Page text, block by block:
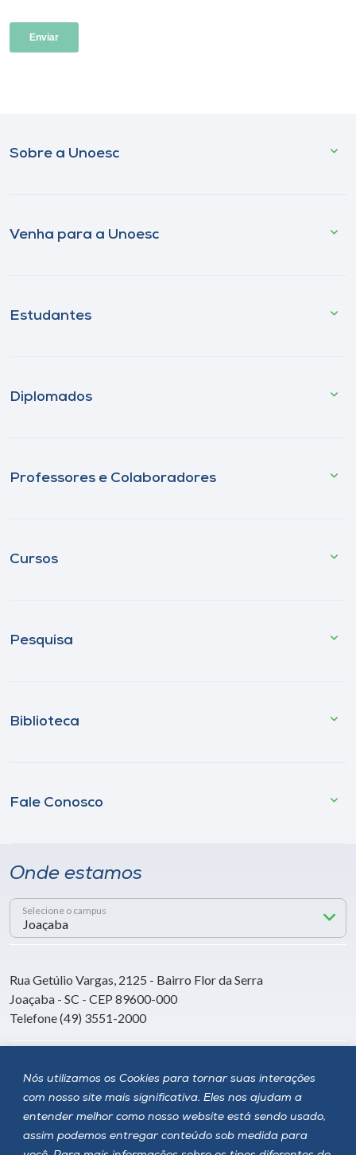
Nós utilizamos os Cookies para tornar suas interações
com nosso site mais significativa. Eles nos ajudam a
entender melhor como nosso website está sendo usado,
assim podemos entregar conteúdo sob medida para
Sobre a Unoesc
Venha para a Unoesc
Estudantes
Diplomados
Professores e Colaboradores
Cursos
Pesquisa
Biblioteca
Fale Conosco
Onde estamos
Selecione o campus
Rua Getúlio Vargas, 2125 - Bairro Flor da Serra
Joaçaba - SC - CEP 89600-000
Telefone (49) 3551-2000
Siga a Unoesc